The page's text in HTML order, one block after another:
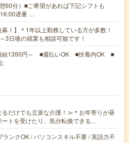
60分）■ご希望があれば下記シフトも
遅番 …
募！】＊1年以上勤務している方が多数！
3日後の就業も相談可能です！
給1350円～ ■週払いOK ■扶養内OK ■
だけでも立派な介護！≫＊お年寄りが昼
ートを受けたり、気分転換できる…
ランクOK / パソコンスキル不要 / 英語力不